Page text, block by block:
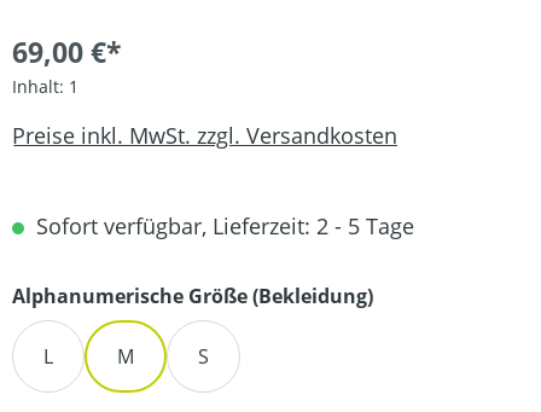
69,00 €*
Inhalt: 1
Preise inkl. MwSt. zzgl. Versandkosten
Sofort verfügbar, Lieferzeit: 2 - 5 Tage
Alphanumerische Größe (Bekleidung)auswählen
L M S